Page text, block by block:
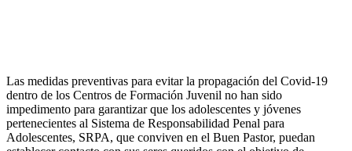
Las medidas preventivas para evitar la propagación del Covid-19
dentro de los Centros de Formación Juvenil no han sido
impedimento para garantizar que los adolescentes y jóvenes
pertenecientes al Sistema de Responsabilidad Penal para
Adolescentes, SRPA, que conviven en el Buen Pastor, puedan